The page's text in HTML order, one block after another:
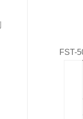
FST-